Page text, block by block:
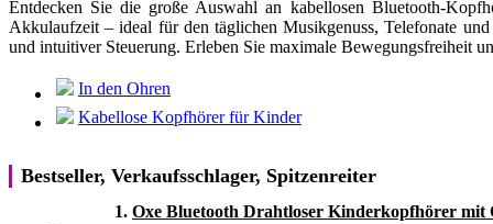
Entdecken Sie die große Auswahl an kabellosen Bluetooth-
Akkulaufzeit – ideal für den täglichen Musikgenuss, Telefonate
und intuitiver Steuerung. Erleben Sie maximale Bewegungsfreiheit
In den Ohren
Kabellose Kopfhörer für Kinder
Bestseller, Verkaufsschlager, Spitzenreiter
1. Oxe Bluetooth Drahtloser Kinderkopfhörer mit